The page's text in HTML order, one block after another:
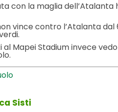
con la maglia
vince contro l’Atalanta
Mapei Stadium invece
Sisti